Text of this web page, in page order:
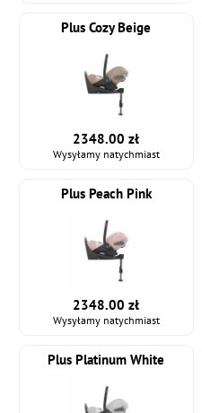
Plus Cozy Beige
2348.00 zł
Wysyłamy natychmiast
Plus Peach Pink
2348.00 zł
Wysyłamy natychmiast
Plus Platinum White